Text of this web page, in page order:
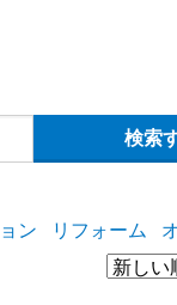
ン リフォーム オープンス